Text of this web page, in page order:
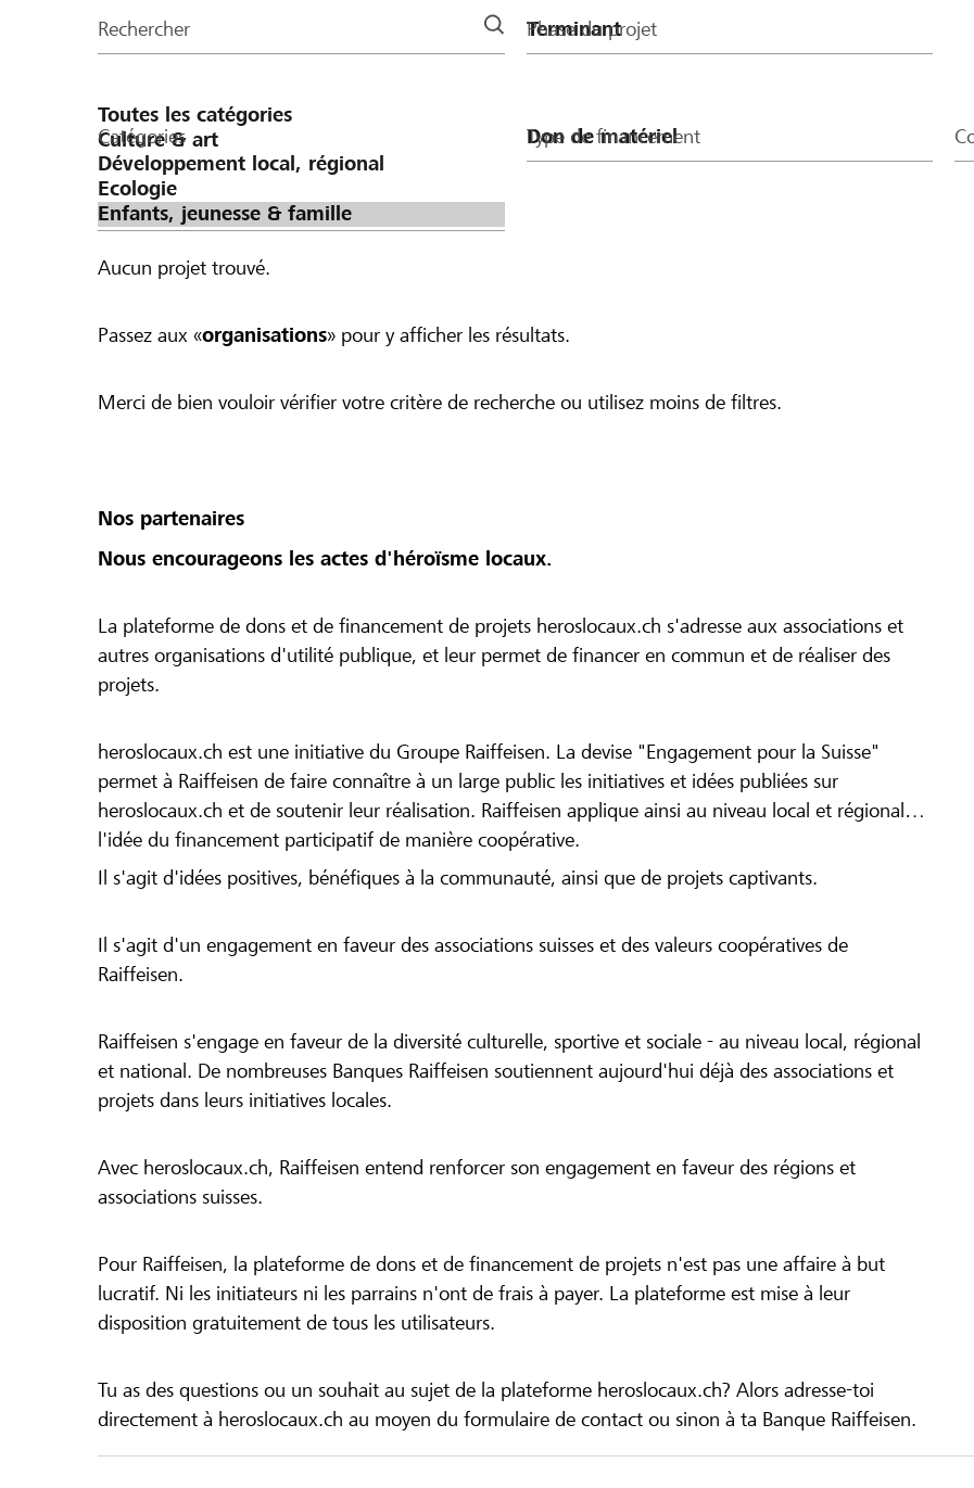
la
Rechercher Phase du projet
Catégories Type de financement
Aucun projet trouvé.
Passez aux «organisations» pour y afficher les résultats.
Merci de bien vouloir vérifier votre critère de recherche ou utilisez moins de filtres.
Nos partenaires
Nous encourageons les actes d'héroïsme locaux.
La plateforme de dons et de financement de projets heroslocaux.ch s'adresse aux associations et
autres organisations d'utilité publique, et leur permet de financer en commun et de réaliser des
projets.
heroslocaux.ch est une initiative du Groupe Raiffeisen. La devise "Engagement pour la Suisse"
permet à Raiffeisen de faire connaître à un large public les initiatives et idées publiées sur
heroslocaux.ch et de soutenir leur réalisation. Raiffeisen applique ainsi au niveau local et régional
l'idée du financement participatif de manière coopérative.
Il s'agit d'idées positives, bénéfiques à la communauté, ainsi que de projets captivants.
Il s'agit d'un engagement en faveur des associations suisses et des valeurs coopératives de
Raiffeisen.
Raiffeisen s'engage en faveur de la diversité culturelle, sportive et sociale - au niveau local, régional
et national. De nombreuses Banques Raiffeisen soutiennent aujourd'hui déjà des associations et
projets dans leurs initiatives locales.
Avec heroslocaux.ch, Raiffeisen entend renforcer son engagement en faveur des régions et
associations suisses.
Pour Raiffeisen, la plateforme de dons et de financement de projets n'est pas une affaire à but
lucratif. Ni les initiateurs ni les parrains n'ont de frais à payer. La plateforme est mise à leur
disposition gratuitement de tous les utilisateurs.
Tu as des questions ou un souhait au sujet de la plateforme heroslocaux.ch? Alors adresse-toi
directement à heroslocaux.ch au moyen du formulaire de contact ou sinon à ta Banque Raiffeisen.